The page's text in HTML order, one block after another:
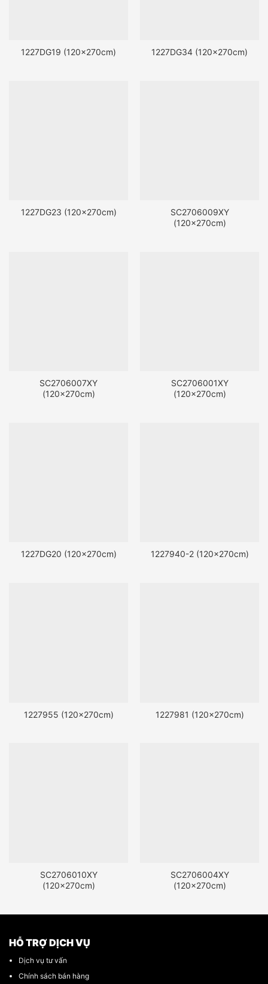
1227DG19 (120x270cm) 1227DG34 (120x270cm)
1227DG23 (120x270cm)
SC2706009XY
(120x270cm)
SC2706007XY
(120x270cm)
SC2706001XY
(120x270cm)
1227DG20 (120x270cm) 1227940-2 (120x270cm)
1227955 (120x270cm) 1227981 (120x270cm)
SC2706010XY
(120x270cm)
SC2706004XY
(120x270cm)
HỖ TRỢ DỊCH VỤ
Dịch vụ tư vấn
Chính sách bán hàng